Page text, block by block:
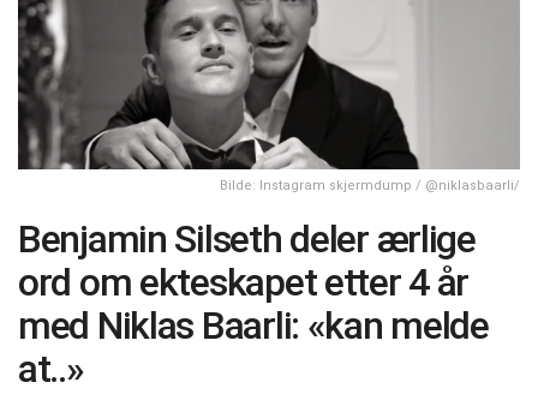
Bilde: Instagram skjermdump / @niklasbaarli/
Benjamin Silseth deler ærlige
ord om ekteskapet etter 4 år
med Niklas Baarli: «kan melde
at..»